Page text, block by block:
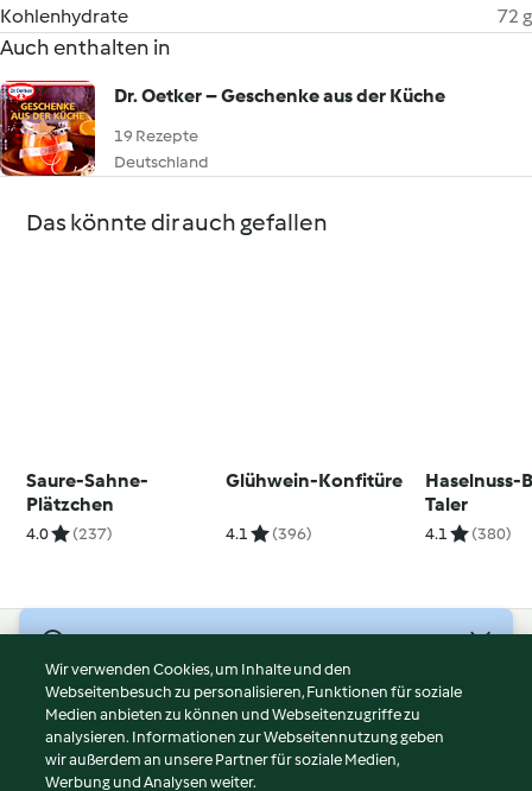
Kohlenhydrate
72 g
Auch enthalten in
Dr. Oetker – Geschenke aus der Küche
19 Rezepte
Deutschland
Das könnte dir auch gefallen
Saure-Sahne-
Plätzchen
4.0 (237)
Glühwein-Konfitüre
4.1 (396)
Haselnuss-
Taler
4.1 (380)
Nutzungsbedingungen
Datenschutzrichtlinien
Disclaimer
Wir verwenden Cookies, um Inhalte und den
Webseitenbesuch zu personalisieren, Funktionen für soziale
Medien anbieten zu können und Webseitenzugriffe zu
analysieren. Informationen zur Webseitennutzung geben
wir außerdem an unsere Partner für soziale Medien,
Werbung und Analysen weiter.